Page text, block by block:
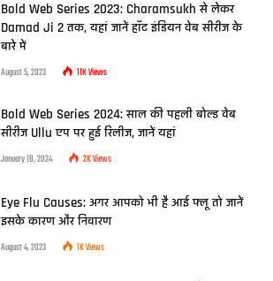
Bold Web Series 2023: Charamsukh से लेकर
Damad Ji 2 तक, यहां जानें हॉट इंडियन वेब सीरीज के
बारे में
August 5, 2023 11KViews
Bold Web Series 2024: साल की पहली बोल्ड वेब
सीरीज Ullu एप पर हुई रिलीज, जानें यहां
January 18, 2024 2KViews
Eye Flu Causes: अगर आपको भी है आई फ्लू तो जानें
इसके कारण और निवारण
August 4, 2023 1KViews